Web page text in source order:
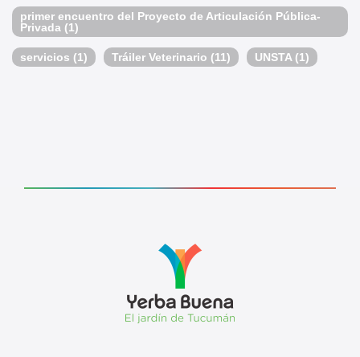
primer encuentro del Proyecto de Articulación Pública-
Privada (1)
servicios (1) Tráiler Veterinario (11) UNSTA (1)